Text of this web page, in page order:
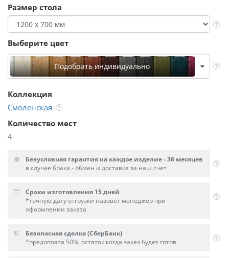
Размер стола
Выберите цвет
Подобрать индивидуально
Коллекция
Смоленская
Количество мест
4
Безусловная гарантия на каждое изделие - 36 месяцев
в случае брака - обмен и доставка за наш счет
Сроки изготовления 15 дней
*точную дату отгрузки назовет менеджер при
оформлении заказа
Безопасная сделка (СберБанк)
*предоплата 50%, остаток когда заказ будет готов